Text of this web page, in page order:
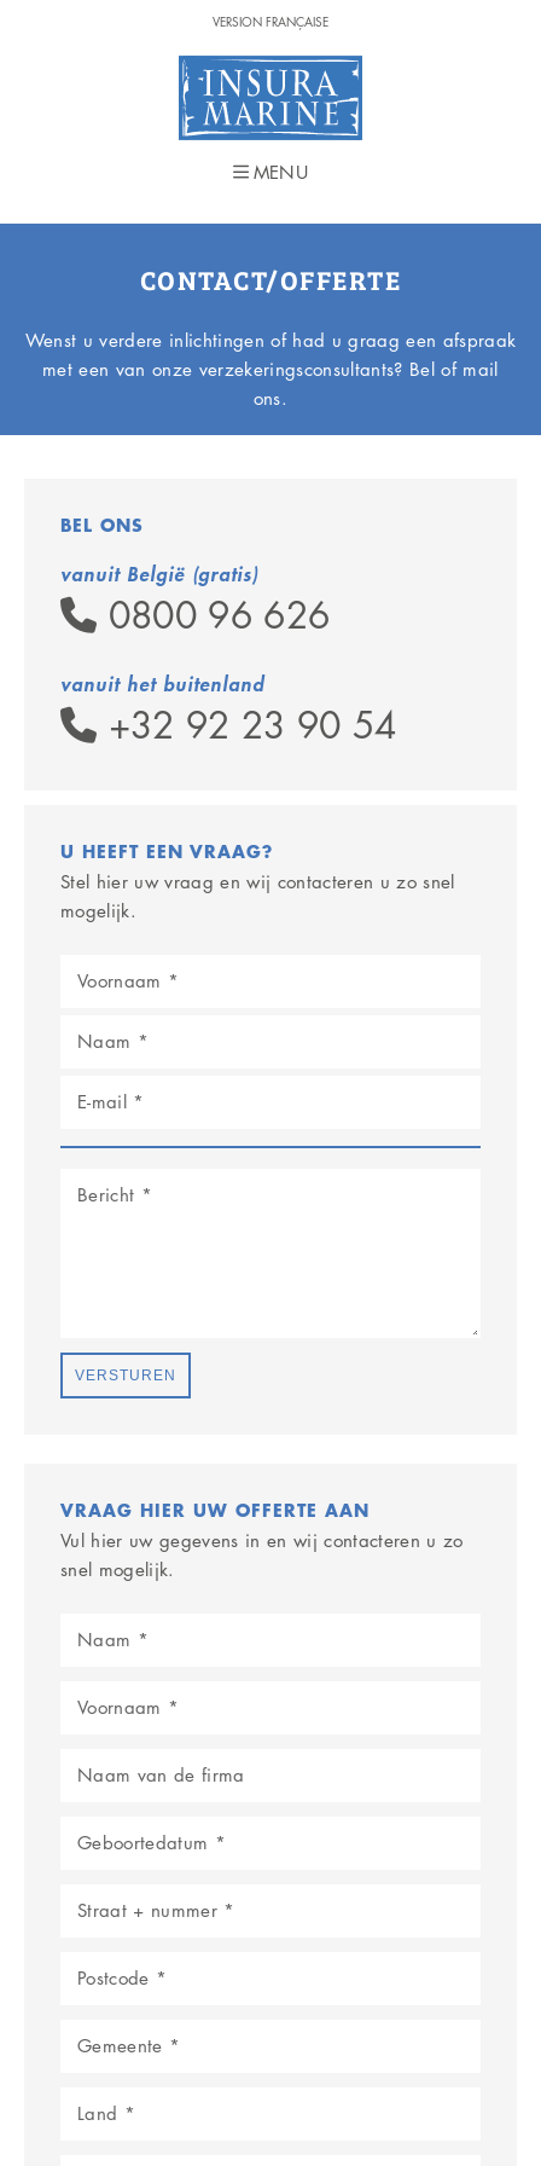
VERSION FRANÇAISE
MENU
VERSION FRANÇAISE
MENU
CONTACT/OFFERTE
Wenst u verdere inlichtingen of had u graag een afspraak
met een van onze verzekeringsconsultants? Bel of mail
ons.
BEL ONS
vanuit België (gratis)
0800 96 626
vanuit het buitenland
+32 92 23 90 54
U HEEFT EEN VRAAG?
Stel hier uw vraag en wij contacteren u zo snel
mogelijk.
VERSTUREN
VRAAG HIER UW OFFERTE AAN
Vul hier uw gegevens in en wij contacteren u zo
snel mogelijk.